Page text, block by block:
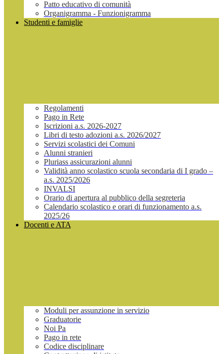
Patto educativo di comunità
Organigramma - Funzionigramma
Studenti e famiglie
Regolamenti
Pago in Rete
Iscrizioni a.s. 2026-2027
Libri di testo adozioni a.s. 2026/2027
Servizi scolastici dei Comuni
Alunni stranieri
Pluriass assicurazioni alunni
Validità anno scolastico scuola secondaria di I grado –
a.s. 2025/2026
INVALSI
Orario di apertura al pubblico della segreteria
Calendario scolastico e orari di funzionamento a.s.
2025/26
Docenti e ATA
Moduli per assunzione in servizio
Graduatorie
Noi Pa
Pago in rete
Codice disciplinare